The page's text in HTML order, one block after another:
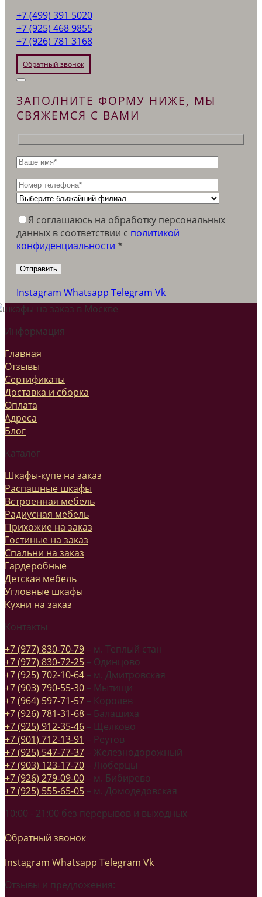
+7 (499) 391 5020
+7 (925) 468 9855
+7 (926) 781 3168
Обратный звонок
ЗАПОЛНИТЕ ФОРМУ НИЖЕ, МЫ
СВЯЖЕМСЯ С ВАМИ
Я соглашаюсь на обработку персональных
данных в соответствии c политикой
конфиденциальности *
Instagram Whatsapp Telegram Vk
Информация
Главная
Отзывы
Сертификаты
Доставка и сборка
Оплата
Адреса
Блог
Каталог
Шкафы-купе на заказ
Распашные шкафы
Встроенная мебель
Радиусная мебель
Прихожие на заказ
Гостиные на заказ
Спальни на заказ
Гардеробные
Детская мебель
Угловные шкафы
Кухни на заказ
Контакты
+7 (977) 830-70-79 – м. Теплый стан
+7 (977) 830-72-25 – Одинцово
+7 (925) 702-10-64 – м. Дмитровская
+7 (903) 790-55-30 – Мытищи
+7 (964) 597-71-57 – Королев
+7 (926) 781-31-68 – Балашиха
+7 (925) 912-35-46 – Щелково
+7 (901) 712-13-91 – Реутов
+7 (925) 547-77-37 – Железнодорожный
+7 (903) 123-17-70 – Люберцы
+7 (926) 279-09-00 – м. Бибирево
+7 (925) 555-65-05 – м. Домодедовская
10:00 - 21:00 без перерывов и выходных
Обратный звонок
Instagram Whatsapp Telegram Vk
Отзывы и предложения: